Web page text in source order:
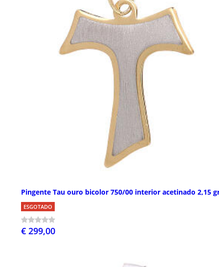
Pingente Tau ouro bicolor 750/00 interior acetinado 2,15
ESGOTADO
€ 299,00